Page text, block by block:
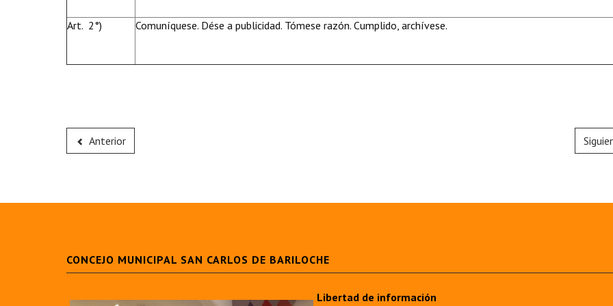
Art. 2°) Comuníquese. Dése a publicidad. Tómese razón. Cumplido, archívese.
Anterior
CONCEJO MUNICIPAL SAN CARLOS DE BARILOCHE
Libertad de información